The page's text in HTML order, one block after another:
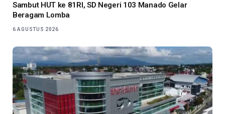
Sambut HUT ke 81RI, SD Negeri 103 Manado Gelar
Beragam Lomba
6 AGUSTUS 2026